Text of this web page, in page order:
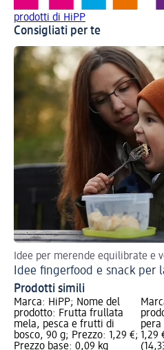
prodotti di HiPP
Consigliati per te
Idee per merende equilibrate e
Idee fingerfood e snack per
Prodotti simili
Marca: HiPP; Nome del
prodotto: Frutta frullata
mela, pesca e frutti di
bosco, 90 g; Prezzo: 1,29 €;
Prezzo base: 0,09 kg
pera
1,29